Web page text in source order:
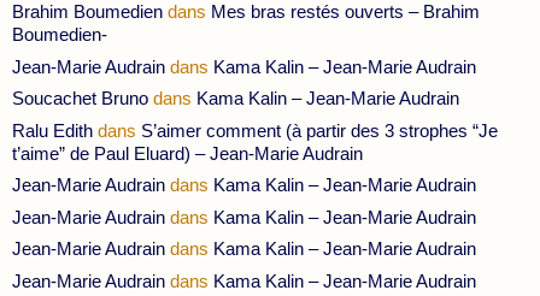
Brahim Boumedien dans Mes bras restés ouverts – Brahim
Boumedien-
Jean-Marie Audrain dans Kama Kalin – Jean-Marie Audrain
Soucachet Bruno dans Kama Kalin – Jean-Marie Audrain
Ralu Edith dans S’aimer comment (à partir des 3 strophes “Je
t’aime” de Paul Eluard) – Jean-Marie Audrain
Jean-Marie Audrain dans Kama Kalin – Jean-Marie Audrain
Jean-Marie Audrain dans Kama Kalin – Jean-Marie Audrain
Jean-Marie Audrain dans Kama Kalin – Jean-Marie Audrain
Jean-Marie Audrain dans Kama Kalin – Jean-Marie Audrain